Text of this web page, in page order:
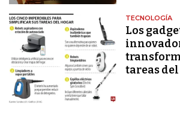
TECNOLOGÍA
Los
tareas